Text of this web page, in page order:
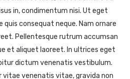
in, condimentum nisi. Ut eget
quis consequat neque. Nam ornare
Pellentesque rutrum accumsan
et aliquet laoreet. In ultrices eget
dictum venenatis vestibulum.
venenatis vitae, gravida non